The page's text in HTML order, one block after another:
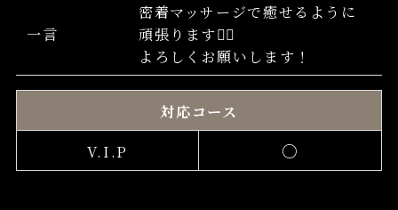
一言
密着マッサージで癒せるように
頑張ります✊🏻
よろしくお願いします！
対応コース
V.I.P
○